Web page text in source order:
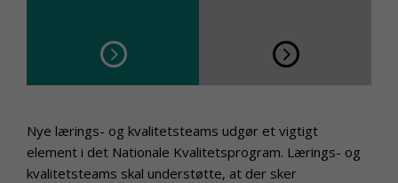
Nye lærings- og kvalitetsteams udgør et vigtigt
element i det Nationale Kvalitetsprogram. Lærings- og
kvalitetsteams skal understøtte, at der sker